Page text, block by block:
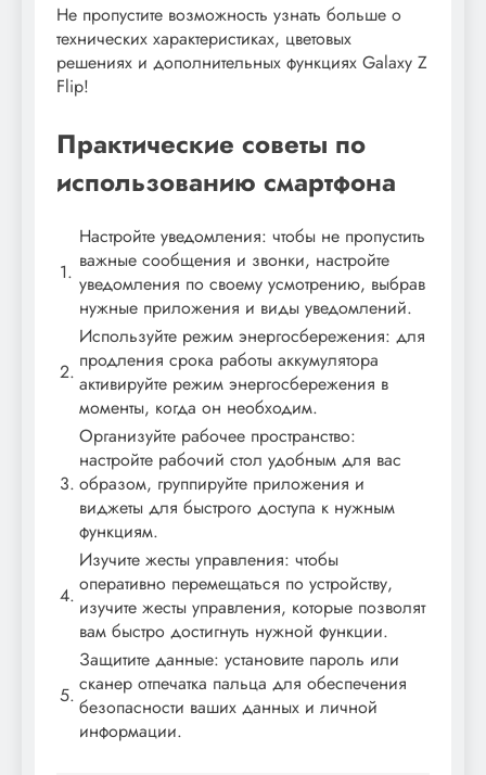
Не пропустите возможность узнать больше о
технических характеристиках, цветовых
решениях и дополнительных функциях Galaxy Z
Flip!
Практические советы по
использованию смартфона
1.
Настройте уведомления: чтобы не пропустить
важные сообщения и звонки, настройте
уведомления по своему усмотрению, выбрав
нужные приложения и виды уведомлений.
2.
Используйте режим энергосбережения: для
продления срока работы аккумулятора
активируйте режим энергосбережения в
моменты, когда он необходим.
3.
Организуйте рабочее пространство:
настройте рабочий стол удобным для вас
образом, группируйте приложения и
виджеты для быстрого доступа к нужным
функциям.
4.
Изучите жесты управления: чтобы
оперативно перемещаться по устройству,
изучите жесты управления, которые позволят
вам быстро достигнуть нужной функции.
5.
Защитите данные: установите пароль или
сканер отпечатка пальца для обеспечения
безопасности ваших данных и личной
информации.